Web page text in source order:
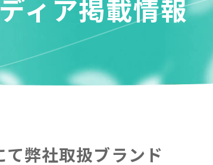
ィア掲載情報
弊社取扱ブランド